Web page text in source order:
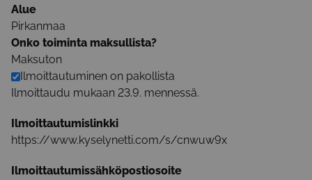
Alue
Pirkanmaa
Onko toiminta maksullista?
Maksuton
Ilmoittautuminen on pakollista
Ilmoittaudu mukaan 23.9. mennessä.
Ilmoittautumislinkki
https://www.kyselynetti.com/s/cnwuw9x
Ilmoittautumissähköpostiosoite